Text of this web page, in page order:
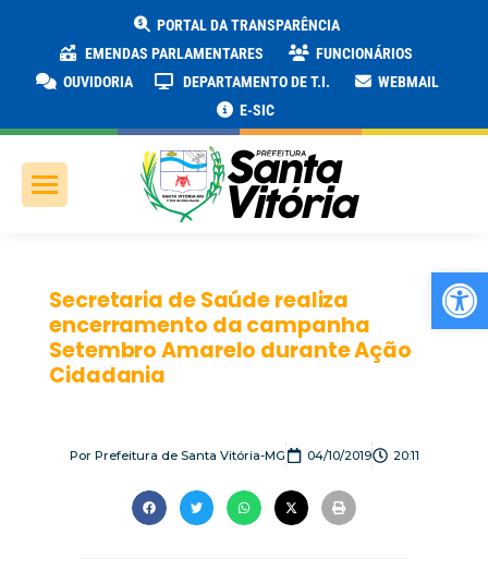
PORTAL DA TRANSPARÊNCIA
EMENDAS PARLAMENTARES
FUNCIONÁRIOS
OUVIDORIA
DEPARTAMENTO DE T.I.
WEBMAIL
E-SIC
Secretaria de Saúde realiza
encerramento da campanha
Setembro Amarelo durante Ação
Cidadania
PorPrefeitura de Santa Vitória-MG 04/10/2019 20:11